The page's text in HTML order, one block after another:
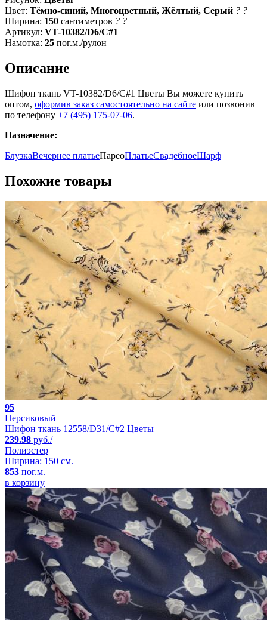
Цвет: Тёмно-синий, Многоцветный, Жёлтый, Серый ? ?
Ширина: 150 сантиметров ? ?
Артикул: VT-10382/D6/C#1
Намотка: 25 пог.м./рулон
Описание
Шифон ткань VT-10382/D6/C#1 Цветы Вы можете купить
оптом, оформив заказ самостоятельно на сайте или позвонив
по телефону +7 (495) 175-07-06.
Назначение:
БлузкаВечернее платьеПареоПлатьеСвадебноеШарф
Похожие товары
95
Персиковый
Шифон ткань 12558/D31/C#2 Цветы
239.98 руб./
Полиэстер
Ширина: 150 см.
853 пог.м.
в корзину